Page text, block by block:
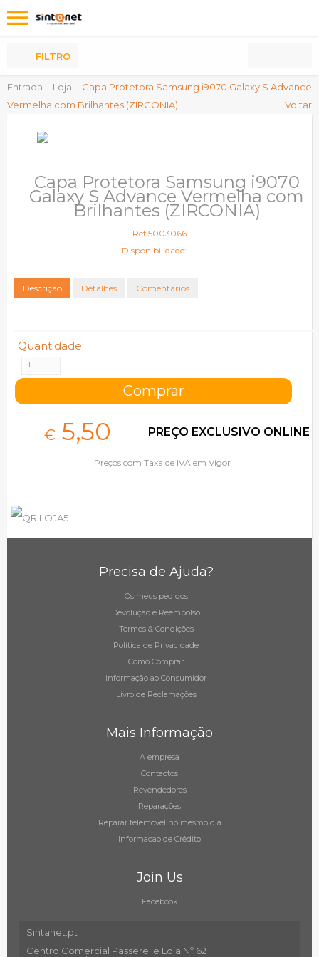
Entrada Loja
Capa Protetora Samsung i9070 Galaxy S Advance
Vermelha com Brilhantes (ZIRCONIA)
Voltar
FILTRO
Capa Protetora Samsung i9070
Galaxy S Advance Vermelha com
Brilhantes (ZIRCONIA)
Ref:5003066
Disponibilidade:
Descrição Detalhes Comentários
Quantidade
€ 5,50 PREÇO EXCLUSIVO ONLINE
Preços com Taxa de IVA em Vigor
Precisa de Ajuda?
Os meus pedidos
Devolução e Reembolso
Termos & Condições
Política de Privacidade
Como Comprar
Informação ao Consumidor
Livro de Reclamações
Mais Informação
A empresa
Contactos
Revendedores
Reparações
Reparar telemóvel no mesmo dia
Informacao de Crédito
Join Us
Facebook
Sintanet.pt
Centro Comercial Passerelle Loja Nº 62